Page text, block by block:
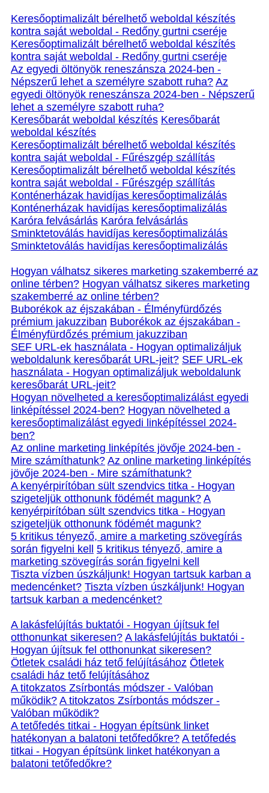
Keresőoptimalizált bérelhető weboldal készítés
kontra saját weboldal - Redőny gurtni cseréje
Keresőoptimalizált bérelhető weboldal készítés
kontra saját weboldal - Redőny gurtni cseréje
Az egyedi öltönyök reneszánsza 2024-ben -
Népszerű lehet a személyre szabott ruha? Az
egyedi öltönyök reneszánsza 2024-ben - Népszerű
lehet a személyre szabott ruha?
Keresőbarát weboldal készítés Keresőbarát
weboldal készítés
Keresőoptimalizált bérelhető weboldal készítés
kontra saját weboldal - Fűrészgép szállítás
Keresőoptimalizált bérelhető weboldal készítés
kontra saját weboldal - Fűrészgép szállítás
Konténerházak havidíjas keresőoptimalizálás
Konténerházak havidíjas keresőoptimalizálás
Karóra felvásárlás Karóra felvásárlás
Sminktetoválás havidíjas keresőoptimalizálás
Sminktetoválás havidíjas keresőoptimalizálás
Hogyan válhatsz sikeres marketing szakemberré az
online térben? Hogyan válhatsz sikeres marketing
szakemberré az online térben?
Buborékok az éjszakában - Élményfürdőzés
prémium jakuzziban Buborékok az éjszakában -
Élményfürdőzés prémium jakuzziban
SEF URL-ek használata - Hogyan optimalizáljuk
weboldalunk keresőbarát URL-jeit? SEF URL-ek
használata - Hogyan optimalizáljuk weboldalunk
keresőbarát URL-jeit?
Hogyan növelheted a keresőoptimalizálást egyedi
linképítéssel 2024-ben? Hogyan növelheted a
keresőoptimalizálást egyedi linképítéssel 2024-
ben?
Az online marketing linképítés jövője 2024-ben -
Mire számíthatunk? Az online marketing linképítés
jövője 2024-ben - Mire számíthatunk?
A kenyérpirítóban sült szendvics titka - Hogyan
szigeteljük otthonunk födémét magunk? A
kenyérpirítóban sült szendvics titka - Hogyan
szigeteljük otthonunk födémét magunk?
5 kritikus tényező, amire a marketing szövegírás
során figyelni kell
5 kritikus tényező, amire a
marketing szövegírás során figyelni kell
Tiszta vízben úszkáljunk! Hogyan tartsuk karban a
medencénket? Tiszta vízben úszkáljunk! Hogyan
tartsuk karban a medencénket?
A lakásfelújítás buktatói - Hogyan újítsuk fel
otthonunkat sikeresen? A lakásfelújítás buktatói -
Hogyan újítsuk fel otthonunkat sikeresen?
Ötletek családi ház tető felújításához Ötletek
családi ház tető felújításához
A titokzatos Zsírbontás módszer - Valóban
működik? A titokzatos Zsírbontás módszer -
Valóban működik?
A tetőfedés titkai - Hogyan építsünk linket
hatékonyan a balatoni tetőfedőkre? A tetőfedés
titkai - Hogyan építsünk linket hatékonyan a
balatoni tetőfedőkre?